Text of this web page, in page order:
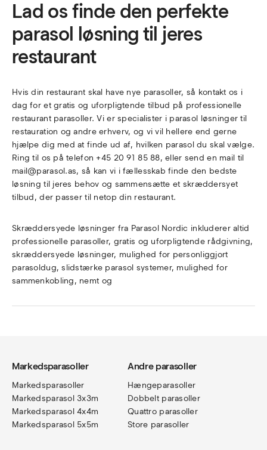
Lad os finde den perfekte
parasol løsning til jeres
restaurant
Hvis din restaurant skal have nye parasoller, så kontakt os i
dag for et gratis og uforpligtende tilbud på professionelle
restaurant parasoller. Vi er specialister i parasol løsninger til
restauration og andre erhverv, og vi vil hellere end gerne
hjælpe dig med at finde ud af, hvilken parasol du skal vælge.
Ring til os på telefon +45 20 91 85 88, eller send en mail til
mail@parasol.as, så kan vi i fællesskab finde den bedste
løsning til jeres behov og sammensætte et skræddersyet
tilbud, der passer til netop din restaurant.
Skræddersyede løsninger fra Parasol Nordic inkluderer altid
professionelle parasoller, gratis og uforpligtende rådgivning,
skræddersyede løsninger, mulighed for personliggjort
parasoldug, slidstærke parasol systemer, mulighed for
sammenkobling, nemt og
Markedsparasoller
Markedsparasoller
Markedsparasol 3x3m
Markedsparasol 4x4m
Markedsparasol 5x5m
Andre parasoller
Hængeparasoller
Dobbelt parasoller
Quattro parasoller
Store parasoller